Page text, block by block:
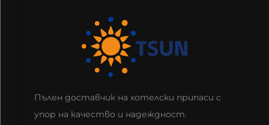
Пълен доставчик на хотелски припаси с
упор на качество и надеждност.